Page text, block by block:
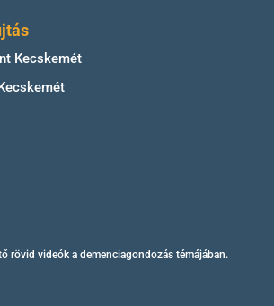
Kecskemét
rövid videóka demenciagondozás témájában.